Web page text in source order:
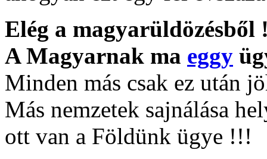
Elég a
A Magyarnak ma eggy
Minden más csak ez után
Más nemzetek sajnálása
ott van a Földünk ügye !!!